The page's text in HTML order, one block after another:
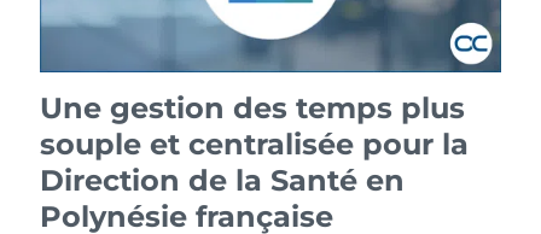
Une gestion des temps plus
souple et centralisée pour la
Direction de la Santé en
Polynésie française